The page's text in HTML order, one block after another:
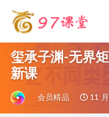
玺承子渊-无界
新课
会员精品 11